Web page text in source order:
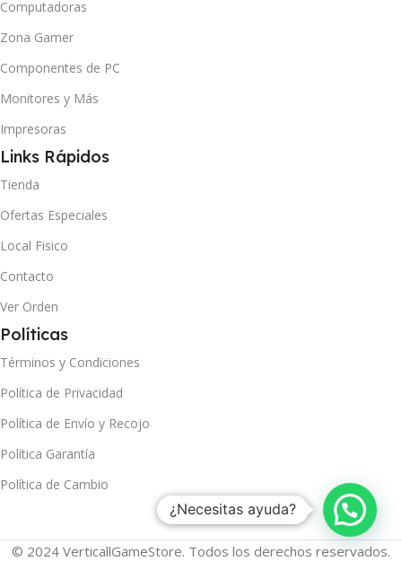
Computadoras
Zona Gamer
Componentes de PC
Monitores y Más
Impresoras
Links Rápidos
Tienda
Ofertas Especiales
Local Fisico
Contacto
Ver Orden
Políticas
Términos y Condiciones
Política de Privacidad
Política de Envío y Recojo
Política Garantía
Política de Cambio
© 2024 VerticallGameStore. Todos los derechos reservados.
¿Necesitas ayuda?